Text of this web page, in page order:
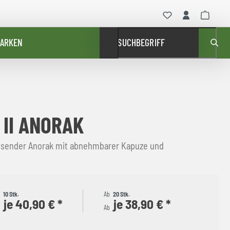
SUCHBEGRIFF
ANORAK
Anorak mit abnehmbarer Kapuze und
10 Stk.
je 40,90 € *
Ab 20 Stk.
Ab je 38,90 € *